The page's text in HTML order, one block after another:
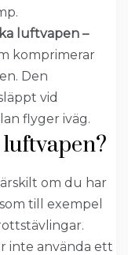
luftvapen –
komprimerar
Den
vid
flyger iväg.
luftvapen?
om du har
till exempel
inte använda ett